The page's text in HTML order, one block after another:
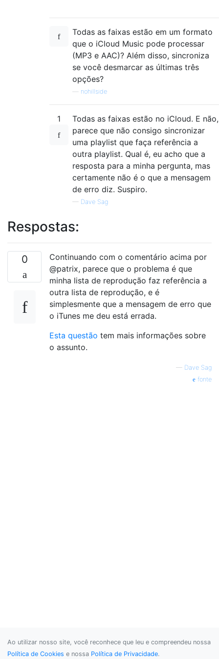
Todas as faixas estão em um formato
que o iCloud Music pode processar
(MP3 e AAC)? Além disso, sincroniza
se você desmarcar as últimas três
opções?
nohillside
1
Todas as faixas estão no iCloud. E não,
parece que não consigo sincronizar
uma playlist que faça referência a
outra playlist. Qual é, eu acho que a
resposta para a minha pergunta, mas
certamente não é o que a mensagem
de erro diz. Suspiro.
— Dave Sag
Respostas:
0
Continuando com o comentário acima por
@patrix, parece que o problema é que
minha lista de reprodução faz referência a
outra lista de reprodução, e é
simplesmente que a mensagem de erro que
o iTunes me deu está errada.
Esta questão tem mais informações sobre
o assunto.
— Dave Sag
fonte
Ao utilizar nosso site, você reconhece que leu e compreendeu nossa
Política de Cookies e nossa Política de Privacidade.